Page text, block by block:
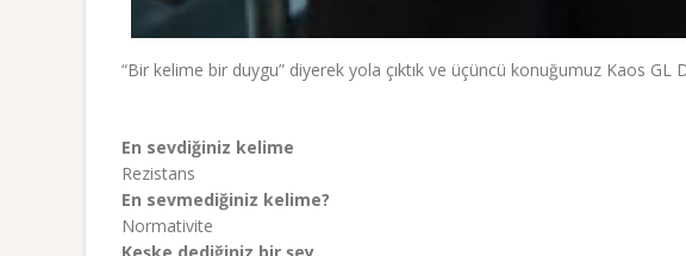
“Bir kelime bir duygu” diyerek yola çıktık ve üçüncü konuğumuz Kaos GL
En sevdiğiniz kelime
Rezistans
En sevmediğiniz kelime?
Normativite